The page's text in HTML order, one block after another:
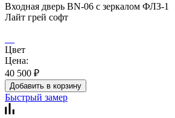
Входная дверь BN-06 с зеркалом ФЛЗ-1
Лайт грей софт
Цвет
Цена:
40 500 ₽
Добавить в корзину
Быстрый замер